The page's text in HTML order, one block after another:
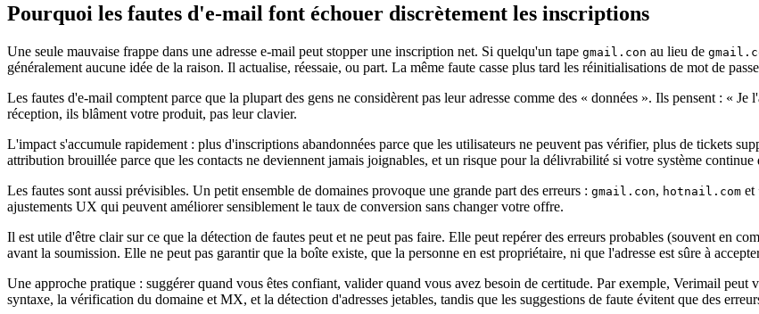
Pourquoi les fautes d'e‑mail font échouer discrètement les inscriptions
Une seule mauvaise frappe dans une adresse e‑mail peut stopper une inscription net. Si quelqu'un tape gmail.con au lieu de
généralement aucune idée de la raison. Il actualise, réessaie, ou part. La même faute casse plus tard les réinitialisations de mot de
Les fautes d'e‑mail comptent parce que la plupart des gens ne considèrent pas leur adresse comme des « données ». Ils pensent : «
réception, ils blâment votre produit, pas leur clavier.
L'impact s'accumule rapidement : plus d'inscriptions abandonnées parce que les utilisateurs ne peuvent pas vérifier, plus de tickets
attribution brouillée parce que les contacts ne deviennent jamais joignables, et un risque pour la délivrabilité si votre système continue
Les fautes sont aussi prévisibles. Un petit ensemble de domaines provoque une grande part des erreurs : gmail.con, hotnail.com et
ajustements UX qui peuvent améliorer sensiblement le taux de conversion sans changer votre offre.
Il est utile d'être clair sur ce que la détection de fautes peut et ne peut pas faire. Elle peut repérer des erreurs probables (souvent en
avant la soumission. Elle ne peut pas garantir que la boîte existe, que la personne en est propriétaire, ni que l'adresse est sûre à
Une approche pratique : suggérer quand vous êtes confiant, valider quand vous avez besoin de certitude. Par exemple, Verimail peut
syntaxe, la vérification du domaine et MX, et la détection d'adresses jetables, tandis que les suggestions de faute évitent que des